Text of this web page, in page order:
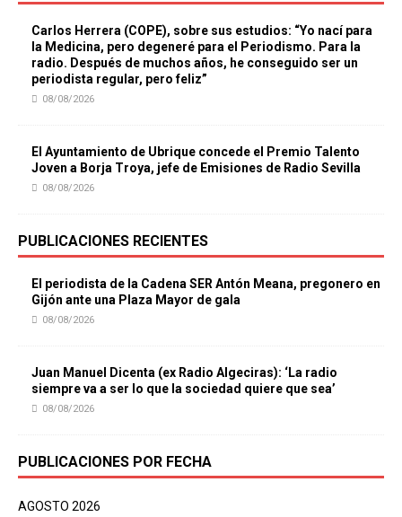
Carlos Herrera (COPE), sobre sus estudios: “Yo nací para
la Medicina, pero degeneré para el Periodismo. Para la
radio. Después de muchos años, he conseguido ser un
periodista regular, pero feliz”
08/08/2026
El Ayuntamiento de Ubrique concede el Premio Talento
Joven a Borja Troya, jefe de Emisiones de Radio Sevilla
08/08/2026
PUBLICACIONES RECIENTES
El periodista de la Cadena SER Antón Meana, pregonero en
Gijón ante una Plaza Mayor de gala
08/08/2026
Juan Manuel Dicenta (ex Radio Algeciras): ‘La radio
siempre va a ser lo que la sociedad quiere que sea’
08/08/2026
PUBLICACIONES POR FECHA
AGOSTO 2026